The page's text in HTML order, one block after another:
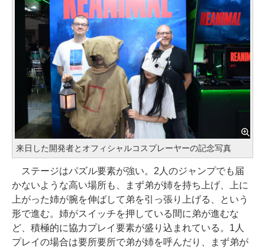
来日した開発者とオフィシャルコスプレーヤーの記念写真
ステージはパズル要素が強い。2人のジャンプでも届
かないような高い場所も、まず弟が姉を持ち上げ、上に
上がった姉が腕を伸ばして弟を引っ張り上げる、という
形で進む。姉がスイッチを押している間に弟が進むな
ど、積極的に協力プレイ要素が盛り込まれている。1人
プレイの場合は要所要所で弟が姉を呼んだり、まず弟が